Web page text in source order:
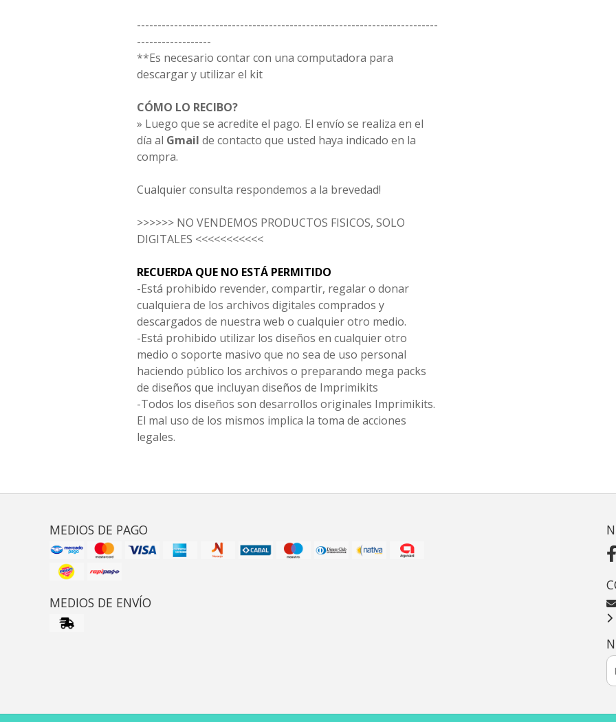
-------------------------------------------------------------------------
------------------
**Es necesario contar con una computadora para
descargar y utilizar el kit
CÓMO LO RECIBO?
» Luego que se acredite el pago. El envío se realiza en el
día al Gmail de contacto que usted haya indicado en la
compra.
Cualquier consulta respondemos a la brevedad!
>>>>>> NO VENDEMOS PRODUCTOS FISICOS, SOLO
DIGITALES <<<<<<<<<<<
RECUERDA QUE NO ESTÁ PERMITIDO
-Está prohibido revender, compartir, regalar o donar
cualquiera de los archivos digitales comprados y
descargados de nuestra web o cualquier otro medio.
-Está prohibido utilizar los diseños en cualquier otro
medio o soporte masivo que no sea de uso personal
haciendo público los archivos o preparando mega packs
de diseños que incluyan diseños de Imprimikits
-Todos los diseños son desarrollos originales Imprimikits.
El mal uso de los mismos implica la toma de acciones
legales.
MEDIOS DE PAGO
MEDIOS DE ENVÍO